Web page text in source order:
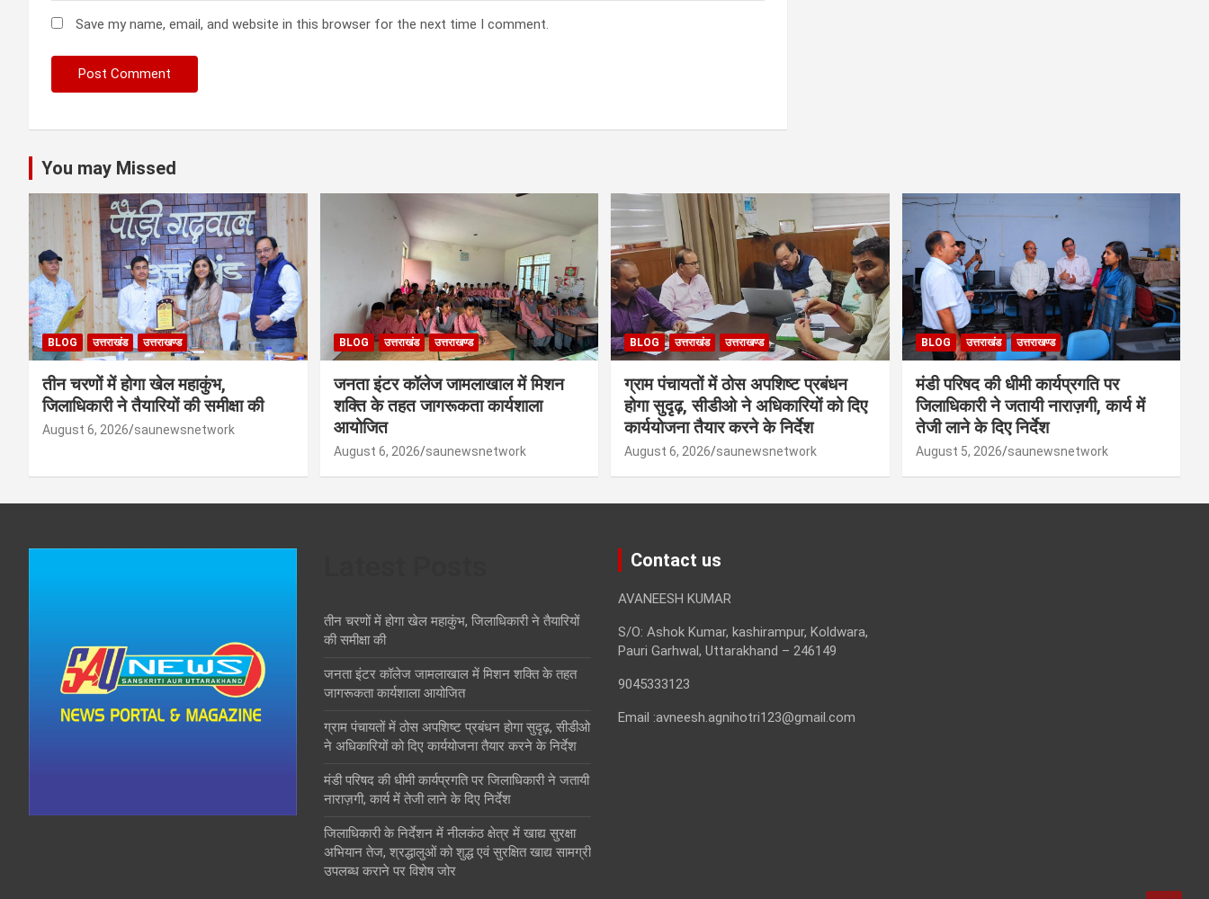
Save my name, email, and website in this browser for the next time I comment.
You may Missed
BLOG उत्तराखंड उत्तराखण्ड
तीन चरणों में होगा खेल महाकुंभ,
जिलाधिकारी ने तैयारियों की समीक्षा की
August 6, 2026 saunewsnetwork
BLOG उत्तराखंड उत्तराखण्ड
जनता इंटर कॉलेज जामलाखाल में मिशन
शक्ति के तहत जागरूकता कार्यशाला
आयोजित
August 6, 2026 saunewsnetwork
BLOG उत्तराखंड उत्तराखण्ड
ग्राम पंचायतों में ठोस अपशिष्ट प्रबंधन
होगा सुदृढ़, सीडीओ ने अधिकारियों को दिए
कार्ययोजना तैयार करने के निर्देश
August 6, 2026 saunewsnetwork
BLOG उत्तराखंड उत्तराखण्ड
मंडी परिषद की धीमी कार्यप्रगति पर
जिलाधिकारी ने जतायी नाराज़गी, कार्य में
तेजी लाने के दिए निर्देश
August 5, 2026 saunewsnetwork
तीन चरणों में होगा खेल महाकुंभ, जिलाधिकारी ने तैयारियों
की समीक्षा की
जनता इंटर कॉलेज जामलाखाल में मिशन शक्ति के तहत
जागरूकता कार्यशाला आयोजित
ग्राम पंचायतों में ठोस अपशिष्ट प्रबंधन होगा सुदृढ़, सीडीओ
ने अधिकारियों को दिए कार्ययोजना तैयार करने के निर्देश
मंडी परिषद की धीमी कार्यप्रगति पर जिलाधिकारी ने जतायी
नाराज़गी, कार्य में तेजी लाने के दिए निर्देश
जिलाधिकारी के निर्देशन में नीलकंठ क्षेत्र में खाद्य सुरक्षा
अभियान तेज, श्रद्धालुओं को शुद्ध एवं सुरक्षित खाद्य सामग्री
उपलब्ध कराने पर विशेष जोर
Contact us
AVANEESH KUMAR
S/O: Ashok Kumar, kashirampur, Koldwara,
Pauri Garhwal, Uttarakhand – 246149
9045333123
Email :avneesh.agnihotri123@gmail.com